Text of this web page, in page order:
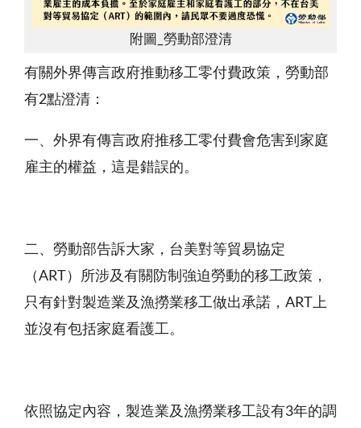
附圖_勞動部澄清
有關外界傳言政府推動移工零付費政策，勞動部
有2點澄清：
一、外界有傳言政府推移工零付費會危害到家庭
雇主的權益，這是錯誤的。
二、勞動部告訴大家，台美對等貿易協定
（ART）所涉及有關防制強迫勞動的移工政策，
只有針對製造業及漁撈業移工做出承諾，ART上
並沒有包括家庭看護工。
依照協定內容，製造業及漁撈業移工設有 3年的調